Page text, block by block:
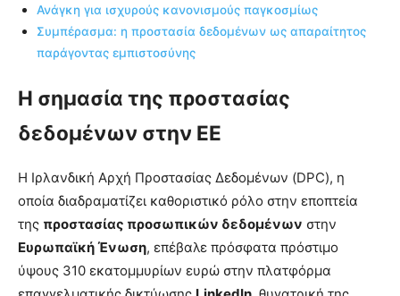
Ανάγκη για ισχυρούς κανονισμούς παγκοσμίως
Συμπέρασμα: η προστασία δεδομένων ως απαραίτητος
παράγοντας εμπιστοσύνης
Η σημασία της προστασίας
δεδομένων στην ΕΕ
Η Ιρλανδική Αρχή Προστασίας Δεδομένων (DPC), η
οποία διαδραματίζει καθοριστικό ρόλο στην εποπτεία
της προστασίας προσωπικών δεδομένων στην
Ευρωπαϊκή Ένωση, επέβαλε πρόσφατα πρόστιμο
ύψους 310 εκατομμυρίων ευρώ στην πλατφόρμα